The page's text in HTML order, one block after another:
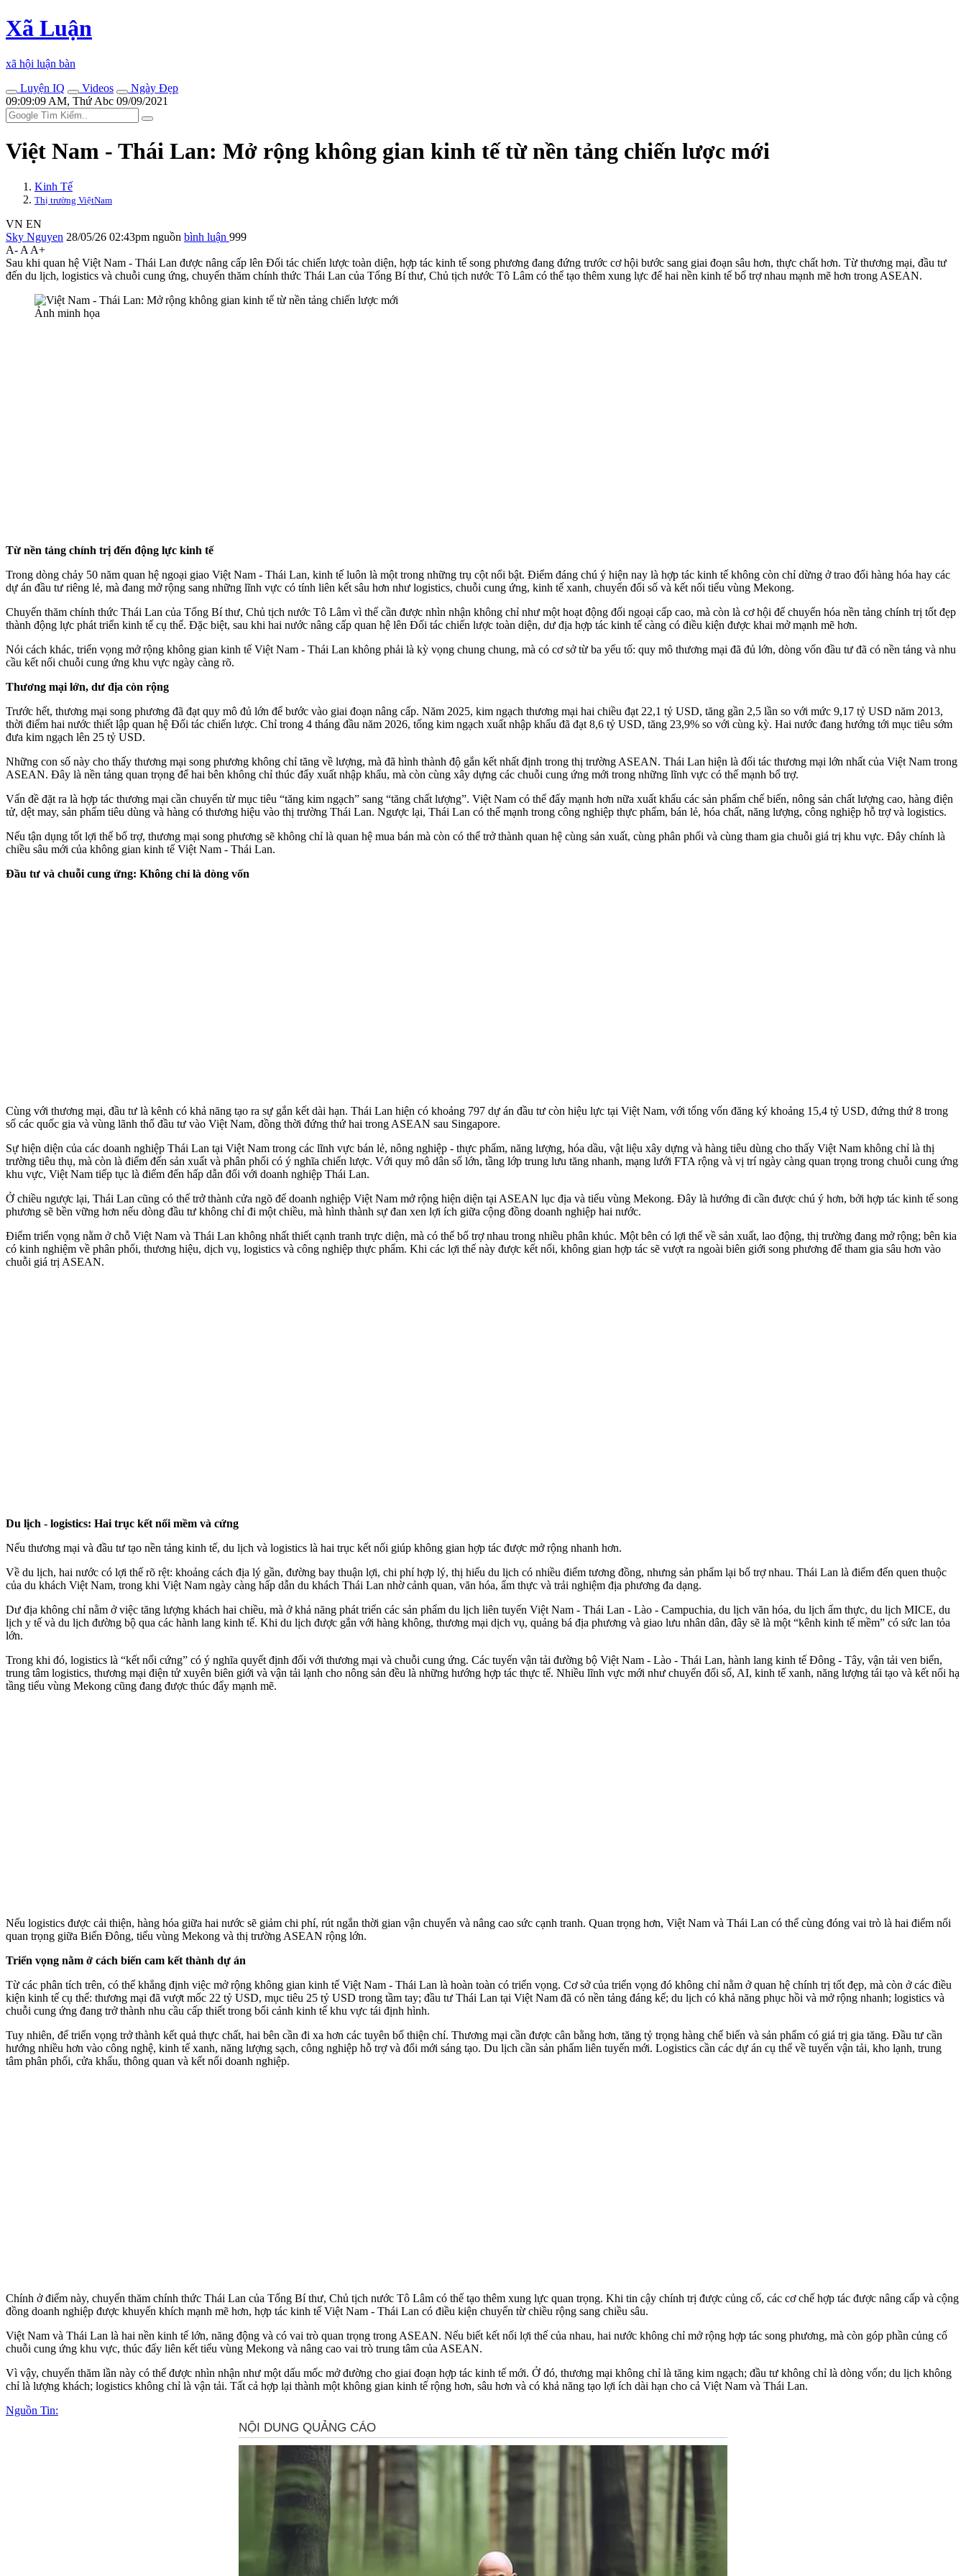
Xã Luận
xã hội luận bàn
Luyện IQ
Videos
Ngày Đẹp
09:09:09 AM, Thứ Abc 09/09/2021
Việt Nam - Thái Lan: Mở rộng không gian kinh tế từ nền tảng chiến lược mới
Kinh Tế
Thị trường ViệtNam
VN EN
Sky Nguyen 28/05/26 02:43pm nguồn bình luận 999
A- A A+
Sau khi quan hệ Việt Nam - Thái Lan được nâng cấp lên Đối tác chiến lược toàn diện, hợp tác kinh tế song phương đang đứng trước cơ hội bước sang giai đoạn sâu hơn, thực chất hơn. Từ thương mại, đầu tư
đến du lịch, logistics và chuỗi cung ứng, chuyến thăm chính thức Thái Lan của Tổng Bí thư, Chủ tịch nước Tô Lâm có thể tạo thêm xung lực để hai nền kinh tế bổ trợ nhau mạnh mẽ hơn trong ASEAN.
Ảnh minh họa
Từ nền tảng chính trị đến động lực kinh tế
Trong dòng chảy 50 năm quan hệ ngoại giao Việt Nam - Thái Lan, kinh tế luôn là một trong những trụ cột nổi bật. Điểm đáng chú ý hiện nay là hợp tác kinh tế không còn chỉ dừng ở trao đổi hàng hóa hay các
dự án đầu tư riêng lẻ, mà đang mở rộng sang những lĩnh vực có tính liên kết sâu hơn như logistics, chuỗi cung ứng, kinh tế xanh, chuyển đổi số và kết nối tiểu vùng Mekong.
Chuyến thăm chính thức Thái Lan của Tổng Bí thư, Chủ tịch nước Tô Lâm vì thế cần được nhìn nhận không chỉ như một hoạt động đối ngoại cấp cao, mà còn là cơ hội để chuyển hóa nền tảng chính trị tốt đẹp
thành động lực phát triển kinh tế cụ thể. Đặc biệt, sau khi hai nước nâng cấp quan hệ lên Đối tác chiến lược toàn diện, dư địa hợp tác kinh tế càng có điều kiện được khai mở mạnh mẽ hơn.
Nói cách khác, triển vọng mở rộng không gian kinh tế Việt Nam - Thái Lan không phải là kỳ vọng chung chung, mà có cơ sở từ ba yếu tố: quy mô thương mại đã đủ lớn, dòng vốn đầu tư đã có nền tảng và nhu
cầu kết nối chuỗi cung ứng khu vực ngày càng rõ.
Thương mại lớn, dư địa còn rộng
Trước hết, thương mại song phương đã đạt quy mô đủ lớn để bước vào giai đoạn nâng cấp. Năm 2025, kim ngạch thương mại hai chiều đạt 22,1 tỷ USD, tăng gần 2,5 lần so với mức 9,17 tỷ USD năm 2013,
thời điểm hai nước thiết lập quan hệ Đối tác chiến lược. Chỉ trong 4 tháng đầu năm 2026, tổng kim ngạch xuất nhập khẩu đã đạt 8,6 tỷ USD, tăng 23,9% so với cùng kỳ. Hai nước đang hướng tới mục tiêu sớm
đưa kim ngạch lên 25 tỷ USD.
Những con số này cho thấy thương mại song phương không chỉ tăng về lượng, mà đã hình thành độ gắn kết nhất định trong thị trường ASEAN. Thái Lan hiện là đối tác thương mại lớn nhất của Việt Nam trong
ASEAN. Đây là nền tảng quan trọng để hai bên không chỉ thúc đẩy xuất nhập khẩu, mà còn cùng xây dựng các chuỗi cung ứng mới trong những lĩnh vực có thế mạnh bổ trợ.
Vấn đề đặt ra là hợp tác thương mại cần chuyển từ mục tiêu “tăng kim ngạch” sang “tăng chất lượng”. Việt Nam có thể đẩy mạnh hơn nữa xuất khẩu các sản phẩm chế biến, nông sản chất lượng cao, hàng điện
tử, dệt may, sản phẩm tiêu dùng và hàng có thương hiệu vào thị trường Thái Lan. Ngược lại, Thái Lan có thế mạnh trong công nghiệp thực phẩm, bán lẻ, hó‌a chấ‌t, năng lượng, công nghiệp hỗ trợ và logistics.
Nếu tận dụng tốt lợi thế bổ trợ, thương mại song phương sẽ không chỉ là quan hệ mua bán mà còn có thể trở thành quan hệ cùng sản xuất, cùng phân phối và cùng tham gia chuỗi giá trị khu vực. Đây chính là
chiều sâu mới của không gian kinh tế Việt Nam - Thái Lan.
Đầu tư và chuỗi cung ứng: Không chỉ là dòng vốn
Cùng với thương mại, đầu tư là kênh có khả năng tạo ra sự gắn kết dài hạn. Thái Lan hiện có khoảng 797 dự án đầu tư còn hiệu lực tại Việt Nam, với tổng vốn đăng ký khoảng 15,4 tỷ USD, đứng thứ 8 trong
số các quốc gia và vùng lãnh thổ đầu tư vào Việt Nam, đồng thời đứng thứ hai trong ASEAN sau Singapore.
Sự hiện diện của các doanh nghiệp Thái Lan tại Việt Nam trong các lĩnh vực bán lẻ, nông nghiệp - thực phẩm, năng lượng, hóa dầu, vật liệu xây dựng và hàng tiêu dùng cho thấy Việt Nam không chỉ là thị
trường tiêu thụ, mà còn là điểm đến sản xuất và phân phối có ý nghĩa chiến lược. Với quy mô dân số lớn, tầng lớp trung lưu tăng nhanh, mạng lưới FTA rộng và vị trí ngày càng quan trọng trong chuỗi cung ứng
khu vực, Việt Nam tiếp tục là điểm đến hấp dẫn đối với doanh nghiệp Thái Lan.
Ở chiều ngược lại, Thái Lan cũng có thể trở thành cửa ngõ để doanh nghiệp Việt Nam mở rộng hiện diện tại ASEAN lục địa và tiểu vùng Mekong. Đây là hướng đi cần được chú ý hơn, bởi hợp tác kinh tế song
phương sẽ bền vững hơn nếu dòng đầu tư không chỉ đi một chiều, mà hình thành sự đan xen lợi ích giữa cộng đồng doanh nghiệp hai nước.
Điểm triển vọng nằm ở chỗ Việt Nam và Thái Lan không nhất thiết cạnh tranh trực diện, mà có thể bổ trợ nhau trong nhiều phân khúc. Một bên có lợi thế về sản xuất, lao động, thị trường đang mở rộng; bên kia
có kinh nghiệm về phân phối, thương hiệu, dịch vụ, logistics và công nghiệp thực phẩm. Khi các lợi thế này được kết nối, không gian hợp tác sẽ vượt ra ngoài biên giới song phương để tham gia sâu hơn vào
chuỗi giá trị ASEAN.
Du lịch - logistics: Hai trục kết nối mềm và cứng
Nếu thương mại và đầu tư tạo nền tảng kinh tế, du lịch và logistics là hai trục kết nối giúp không gian hợp tác được mở rộng nhanh hơn.
Về du lịch, hai nước có lợi thế rõ rệt: khoảng cách địa lý gần, đường bay thuận lợi, chi phí hợp lý, thị hiếu du lịch có nhiều điểm tương đồng, nhưng sản phẩm lại bổ trợ nhau. Thái Lan là điểm đến quen thuộc
của du khách Việt Nam, trong khi Việt Nam ngày càng hấp dẫn du khách Thái Lan nhờ cảnh quan, văn hóa, ẩm thực và trải nghiệm địa phương đa dạng.
Dư địa không chỉ nằm ở việc tăng lượng khách hai chiều, mà ở khả năng phát triển các sản phẩm du lịch liên tuyến Việt Nam - Thái Lan - Lào - Campuchia, du lịch văn hóa, du lịch ẩm thực, du lịch MICE, du
lịch y tế và du lịch đường bộ qua các hành lang kinh tế. Khi du lịch được gắn với hàng không, thương mại dịch vụ, quảng bá địa phương và giao lưu nhân dân, đây sẽ là một “kênh kinh tế mềm” có sức lan tỏa
lớn.
Trong khi đó, logistics là “kết nối cứng” có ý nghĩa quyết định đối với thương mại và chuỗi cung ứng. Các tuyến vận tải đường bộ Việt Nam - Lào - Thái Lan, hành lang kinh tế Đông - Tây, vận tải ven biển,
trung tâm logistics, thương mại điện tử xuyên biên giới và vận tải lạnh cho nông sản đều là những hướng hợp tác thực tế. Nhiều lĩnh vực mới như chuyển đổi số, AI, kinh tế xanh, năng lượng tái tạo và kết nối hạ
tầng tiểu vùng Mekong cũng đang được thúc đẩy mạnh mẽ.
Nếu logistics được cải thiện, hàng hóa giữa hai nước sẽ giảm chi phí, rút ngắn thời gian vận chuyển và nâng cao sức cạnh tranh. Quan trọng hơn, Việt Nam và Thái Lan có thể cùng đóng vai trò là hai điểm nối
quan trọng giữa Biển Đông, tiểu vùng Mekong và thị trường ASEAN rộng lớn.
Triển vọng nằm ở cách biến cam kết thành dự án
Từ các phân tích trên, có thể khẳng định việc mở rộng không gian kinh tế Việt Nam - Thái Lan là hoàn toàn có triển vọng. Cơ sở của triển vọng đó không chỉ nằm ở quan hệ chính trị tốt đẹp, mà còn ở các điều
kiện kinh tế cụ thể: thương mại đã vượt mốc 22 tỷ USD, mục tiêu 25 tỷ USD trong tầm tay; đầu tư Thái Lan tại Việt Nam đã có nền tảng đáng kể; du lịch có khả năng phục hồi và mở rộng nhanh; logistics và
chuỗi cung ứng đang trở thành nhu cầu cấp thiết trong bối cảnh kinh tế khu vực tái định hình.
Tuy nhiên, để triển vọng trở thành kết quả thực chất, hai bên cần đi xa hơn các tuyên bố thiện chí. Thương mại cần được cân bằng hơn, tăng tỷ trọng hàng chế biến và sản phẩm có giá trị gia tăng. Đầu tư cần
hướng nhiều hơn vào công nghệ, kinh tế xanh, năng lượng sạch, công nghiệp hỗ trợ và đổi mới sáng tạo. Du lịch cần sản phẩm liên tuyến mới. Logistics cần các dự án cụ thể về tuyến vận tải, kho lạnh, trung
tâm phân phối, cửa khẩu, thông quan và kết nối doanh nghiệp.
Chính ở điểm này, chuyến thăm chính thức Thái Lan của Tổng Bí thư, Chủ tịch nước Tô Lâm có thể tạo thêm xung lực quan trọng. Khi tin cậy chính trị được củng cố, các cơ chế hợp tác được nâng cấp và cộng
đồng doanh nghiệp được khuyến khích mạnh mẽ hơn, hợp tác kinh tế Việt Nam - Thái Lan có điều kiện chuyển từ chiều rộng sang chiều sâu.
Việt Nam và Thái Lan là hai nền kinh tế lớn, năng động và có vai trò quan trọng trong ASEAN. Nếu biết kết nối lợi thế của nhau, hai nước không chỉ mở rộng hợp tác song phương, mà còn góp phần củng cố
chuỗi cung ứng khu vực, thúc đẩy liên kết tiểu vùng Mekong và nâng cao vai trò trung tâm của ASEAN.
Vì vậy, chuyến thăm lần này có thể được nhìn nhận như một dấu mốc mở đường cho giai đoạn hợp tác kinh tế mới. Ở đó, thương mại không chỉ là tăng kim ngạch; đầu tư không chỉ là dòng vốn; du lịch không
chỉ là lượng khách; logistics không chỉ là vận tải. Tất cả hợp lại thành một không gian kinh tế rộng hơn, sâu hơn và có khả năng tạo lợi ích dài hạn cho cả Việt Nam và Thái Lan.
Nguồn Tin: